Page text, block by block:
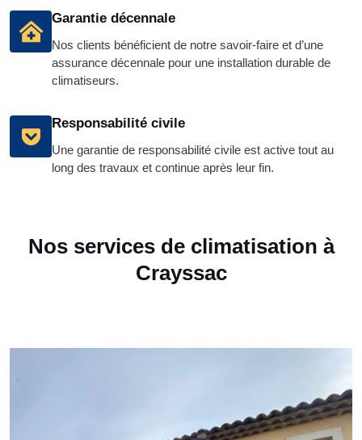
Garantie décennale
Nos clients bénéficient de notre savoir-faire et d’une
assurance décennale pour une installation durable de
climatiseurs.
Responsabilité civile
Une garantie de responsabilité civile est active tout au
long des travaux et continue après leur fin.
Nos services de climatisation à
Crayssac